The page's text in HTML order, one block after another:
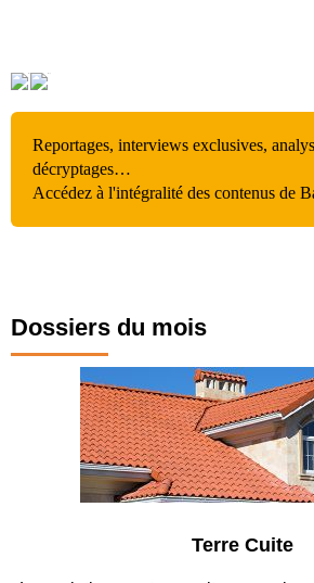
Reportages, interviews exclusives,
décryptages…
Accédez à l'intégralité des contenus de
Dossiers du mois